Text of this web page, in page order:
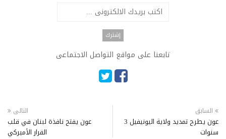
تابعنا على مواقع التواصل الاجتماعى
السابق
عون يطرح تمديد ولاية اليونيفيل 3
سنوات
التالى
عون يفتح نافذة لبنان في قلب
القرار الأميركي